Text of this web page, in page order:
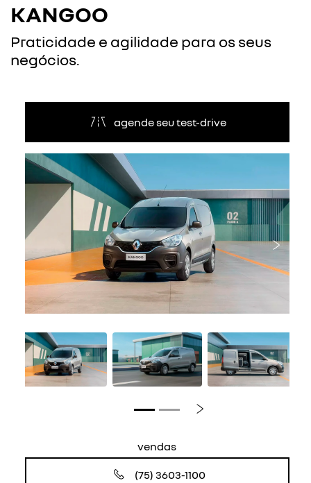
KANGOO
Praticidade e agilidade para os seus
negócios.
agende seu test-drive
Anterior
Próximo
vendas
(75) 3603-1100